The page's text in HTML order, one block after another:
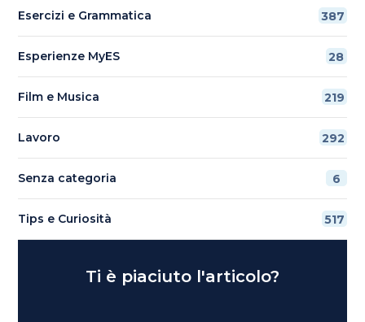
Esercizi e Grammatica 387
Esperienze MyES 28
Film e Musica 219
Lavoro 292
Senza categoria 6
Tips e Curiosità 517
Ti è piaciuto l'articolo?